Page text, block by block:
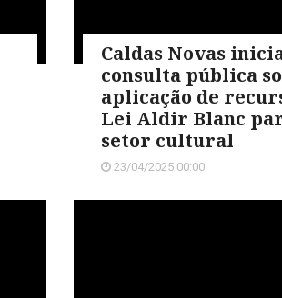
Caldas Novas
consulta pública
aplicação de
Lei Aldir Blanc
setor cultural
23/04/2025 00:00